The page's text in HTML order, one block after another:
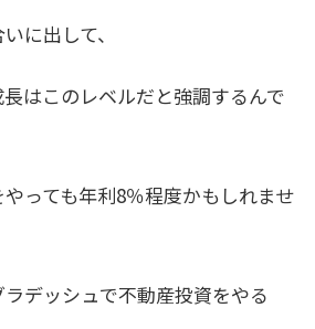
に出して、
はこのレベルだと強調するんで
っても年利8％程度かもしれませ
デッシュで不動産投資をやる